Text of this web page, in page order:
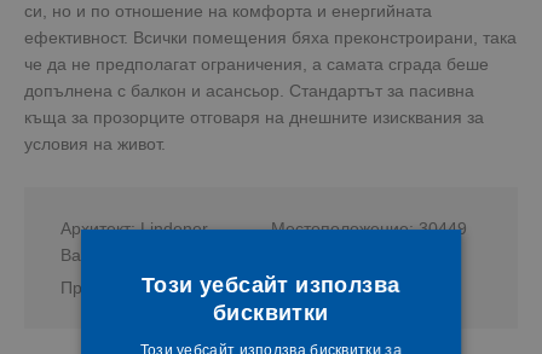
си, но и по отношение на комфорта и енергийната
ефективност. Всички помещения бяха преконстроирани, така
че да не предполагат ограничения, а самата сграда беше
допълнена с балкон и асансьор. Стандартът за пасивна
къща за прозорците отговаря на днешните изисквания за
условия на живот.
Архитект: Lindener
Baukontor
Местоположение: 30449
Продукт: Prestige
Цвят: бял
Този уебсайт използва
бисквитки
Този уебсайт използва бисквитки за